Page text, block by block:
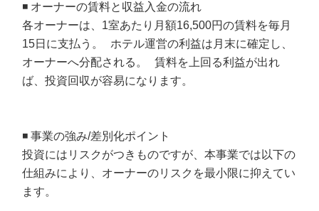
◾️ オーナーの賃料と収益入金の流れ
各オーナーは、1室あたり月額16,500円の賃料を毎月
15日に支払う。 ホテル運営の利益は月末に確定し、
オーナーへ分配される。 賃料を上回る利益が出れ
ば、投資回収が容易になります。
◾️ 事業の強み/差別化ポイント
投資にはリスクがつきものですが、本事業では以下の
仕組みにより、オーナーのリスクを最小限に抑えてい
ます。